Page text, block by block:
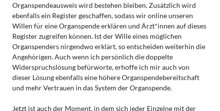
Organspendeausweis wird bestehen bleiben. Zusätzlich wird
ebenfalls ein Register geschaffen, sodass wir online unseren
Willen für eine Organspende erklären und Ärzt*innen auf dieses
Register zugreifen können. Ist der Wille eines möglichen
Organspenders nirgendwo erklärt, so entscheiden weiterhin die
Angehörigen. Auch wenn ich persönlich die doppelte
Widerspruchslösung befürworte, erhoffe ich mir auch von
dieser Lösung ebenfalls eine höhere Organspendebereitschaft
und mehr Vertrauen in das System der Organspende.
Jetzt ist auch der Moment, in dem sich jeder Einzelne mit der